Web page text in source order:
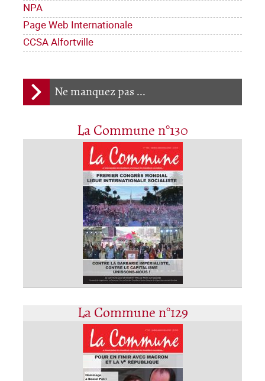
NPA
Page Web Internationale
CCSA Alfortville
Ne manquez pas ...
La Commune n°130
La Commune n°129